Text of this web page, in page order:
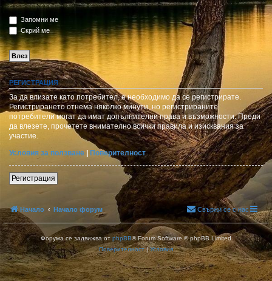
Запомни ме
Скрий ме
РЕГИСТРАЦИЯ
За да влизате като потребител, е необходимо да се регистрирате.
Регистрирането отнема няколко минути, но регистрираните
потребители могат да имат допълнителни права и възможности. Преди
да влезете, прочетете внимателно всички правила и изисквания за
участие.
Условия за ползване | Поверителност
Регистрация
Начало Начало форум Свържи се с нас
Форума се задвижва от phpBB® Forum Software © phpBB Limited
Поверителност|Условия